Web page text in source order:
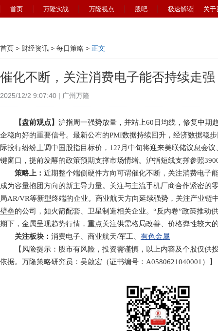
首页 万隆实战 万隆视点 股吧 极速解读 关于
首页 > 财经资讯 > 每日策略 > 正文
催化不断，关注消费电子能否持续走强
2025/12/2 9:07:40 | 广州万隆
【盘前观点】 沪指周一强势放量，并站上60日均线，修复中期
企稳向好的重要信号。最新公布的PMI数据持续回升，经济数据稳
际投行纷纷上调中国股指目标价，12?月中旬将迎来美联储议息会
键窗口，提前发酵的政策预期支撑市场情绪。沪指短线支撑参照
策略上： 近期整个端侧硬件方向可谓催化不断，关注消费电子
成为容量抱团方向的新主导力量。关注与主流手机厂商合作紧密的
局AR/VR等新型终端的企业。商业航天方向延续强势，关注产业链
壁垒的公司，如火箭配套、卫星制造相关企业。“反内卷”政策推动
期下，金属呈现趋势行情，重点关注供需格局改善、价格弹性较大
关注板块： 消费电子、商业航天/军工、 有色金属
【风险提示：股市有风险，投资需谨慎，以上内容及个股仅供
依据。万隆策略研究员：吴啟宏（证书编号：A0580621040001）】